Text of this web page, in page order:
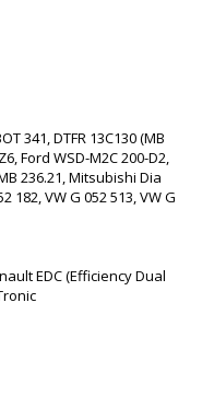
341, DTFR 13C130 (MB
Ford WSD-M2C 200-D2,
236.21, Mitsubishi Dia
182, VW G 052 513, VW G
EDC (Efficiency Dual